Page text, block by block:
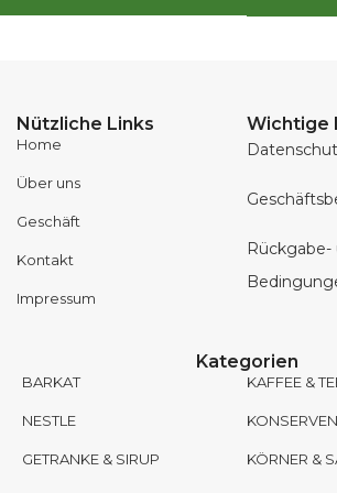
Nützliche Links
Home
Über uns
Geschäft
Kontakt
Impressum
Wichtige
Kategorien
BARKAT
NESTLE
GETRANKE & SIRUP
KAFFEE &
KONSERVEN
KÖRNER &